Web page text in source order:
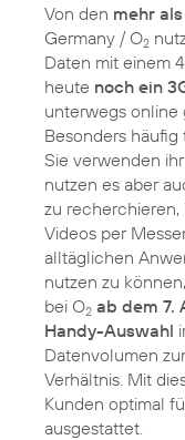
Von den mehr
Germany / O2
Daten mit einem
heute noch ein
unterwegs online
Besonders häufig
Sie verwenden
nutzen es aber
zu
Videos per
alltäglichen
nutzen zu
bei O2 ab dem 7.
Handy-Auswahl
Datenvolumen
Verhältnis. Mit
Kunden optimal
ausgestattet.